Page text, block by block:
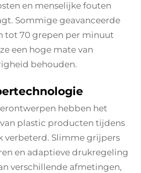
en menselijke fouten
Sommige geavanceerde
tot 70 grepen per minuut
een hoge mate van
behouden.
hebben het
plastic producten tijdens
verbeterd. Slimme grijpers
en adaptieve drukregeling
verschillende afmetingen,